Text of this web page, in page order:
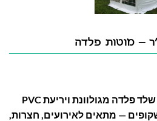
אוהל אירועים 2×6 מ׳ עם שלד פלדה מגולוונת ויריעת PVC
— מתאים לאירועים, חצרות,